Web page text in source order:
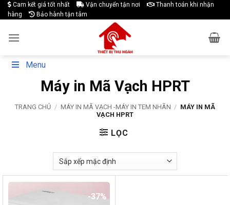
Skip
to
Cam kết giá tốt nhất Vận chuyển tận nơi
Thanh toán khi nhận
hàng
Bảo hành tận tâm
Menu
Máy in Mã Vạch HPRT
TRANG CHỦ / MÁY IN MÃ VẠCH -MÁY IN TEM NHÃN / MÁY IN MÃ
VẠCH HPRT
LỌC
-37%